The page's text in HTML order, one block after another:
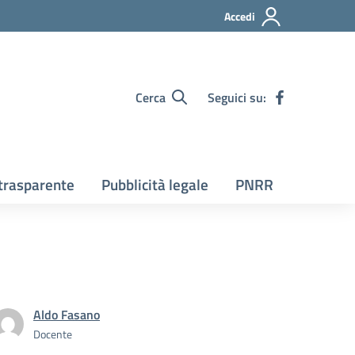
Accedi
Cerca Seguici su:
Pubblicità legale PNRR
Aldo Fasano
Docente